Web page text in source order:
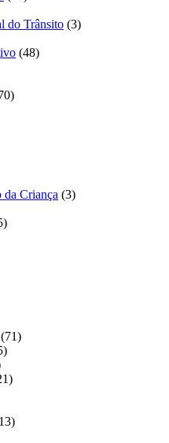
do Trânsito (3)
(48)
da Criança (3)
(71)